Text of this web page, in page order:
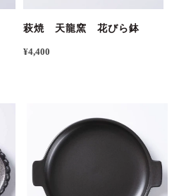
萩焼 天龍窯 花びら鉢
¥4,400